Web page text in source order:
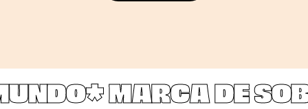
MARCA DE